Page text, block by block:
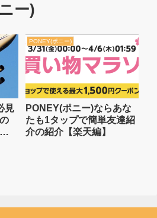
ー)
見
PONEY(ポニー)
PONEY(ポニー)ならあな
たも1タップで簡単友達紹
介の紹介【楽天編】